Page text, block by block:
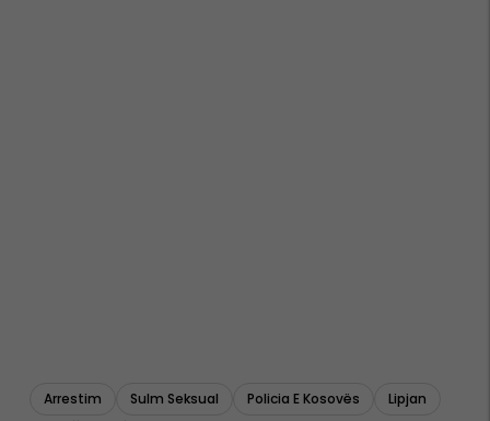
Arrestim Sulm Seksual Policia E Kosovës Lipjan